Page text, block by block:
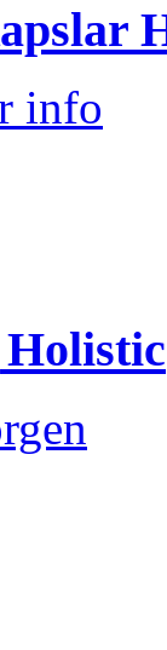
info
Holistic